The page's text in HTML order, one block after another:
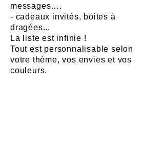
messages….
- cadeaux invités, boites à
dragées...
La liste est infinie !
Tout est personnalisable selon
votre thème, vos envies et vos
couleurs.